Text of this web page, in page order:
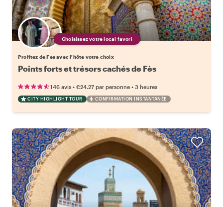
Choisissez votre local favori
Profitez de Fes avec l'hôte votre choix
Points forts et trésors cachés de Fès
146 avis • €24.27 par personne • 3 heures
CITY HIGHLIGHT TOUR CONFIRMATION INSTANTANÉE